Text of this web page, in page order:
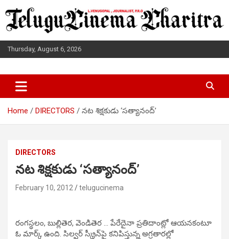
to
content
Thursday, August 6, 2026
TELUGUCINEMA CHARITRA
Home DIRECTORS నట శిక్షకుడు ‘సత్యానంద్’
DIRECTORS
నట శిక్షకుడు ‘సత్యానంద్’
February 10, 2012 telugucinema
రంగస్థలం, బుల్లితెర, వెండితెర … పేరేదైనా ప్రతిదాంట్లో ఆయనకంటూ
ఓ మార్క్‌ ఉంది. సిల్వర్‌ స్క్రీన్‌పై కనిపిస్తున్న అగ్రతారల్లో